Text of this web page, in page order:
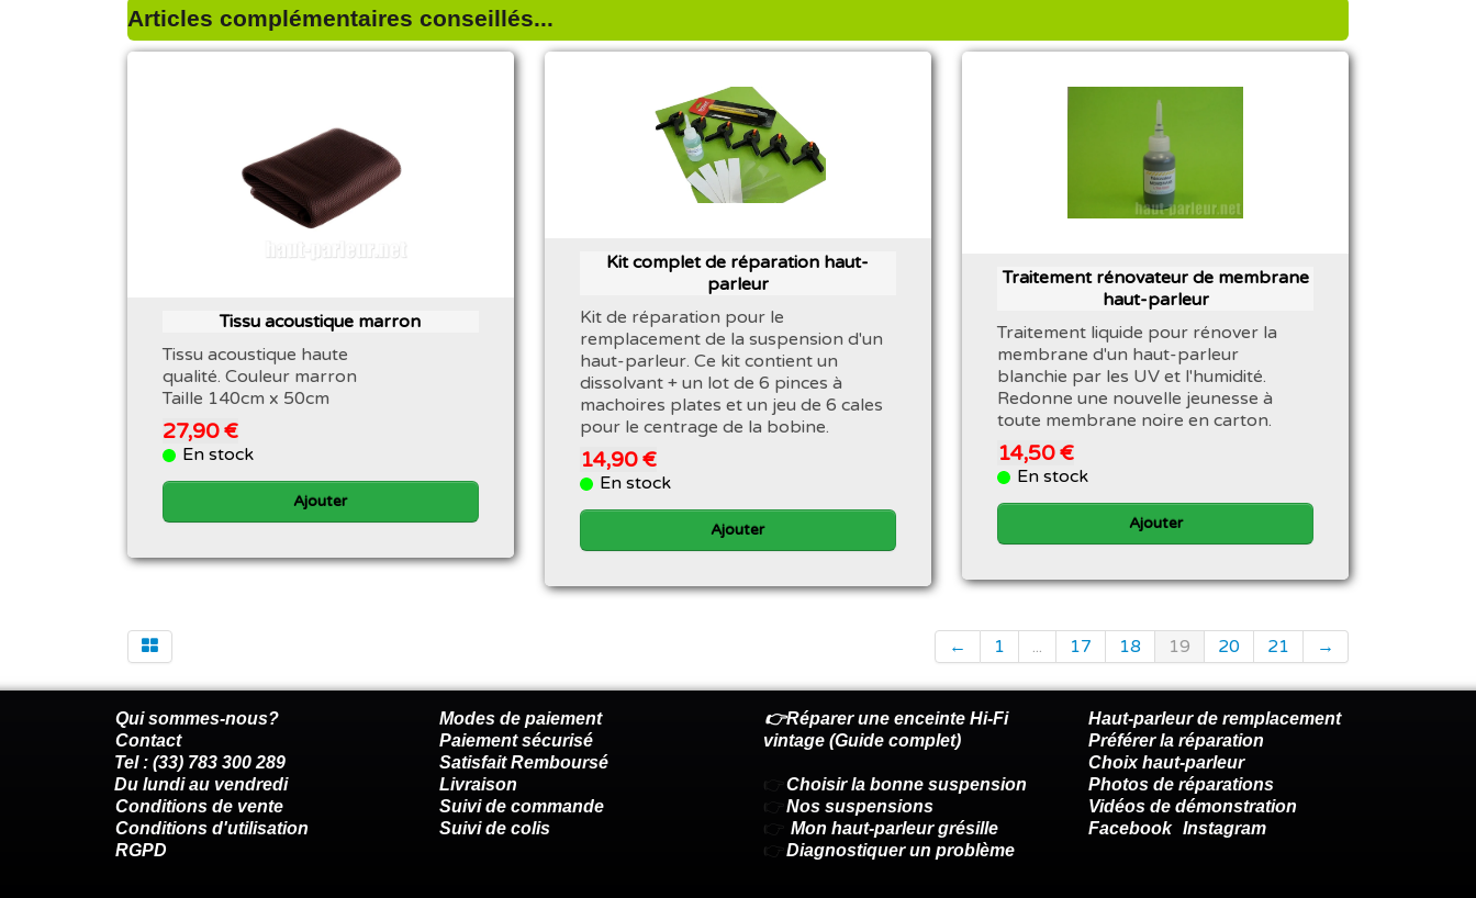
Articles complémentaires conseillés...
Tissu acoustique marron
Tissu acoustique haute
qualité. Couleur marron
Taille 140cm x 50cm
27,90 €
En stock
Ajouter
Kit complet de réparation haut-
parleur
Kit de réparation pour le
remplacement de la suspension d'un
haut-parleur. Ce kit contient un
dissolvant + un lot de 6 pinces à
machoires plates et un jeu de 6 cales
pour le centrage de la bobine.
14,90 €
En stock
Ajouter
Traitement rénovateur de membrane
haut-parleur
Traitement liquide pour rénover la
membrane d'un haut-parleur
blanchie par les UV et l'humidité.
Redonne une nouvelle jeunesse à
toute membrane noire en carton.
14,50 €
En stock
Ajouter
← 1 ... 17 18 19 20 21 →
Qui sommes-nous?
Contact
Tel : (33) 783 300 289
Du lundi au vendredi
Conditions de vente
Conditions d'utilisation
RGPD
Modes de paiement
Paiement sécurisé
Satisfait Remboursé
Livraison
Suivi de commande
Suivi de colis
👉Réparer une enceinte Hi-Fi
vintage (Guide complet)
👉 Choisir la bonne suspension
👉 Nos suspensions
👉 Mon haut-parleur grésille
👉 Diagnostiquer un problème
Haut-parleur de remplacement
Préférer la réparation
Choix haut-parleur
Photos de réparations
Vidéos de démonstration
Facebook Instagram